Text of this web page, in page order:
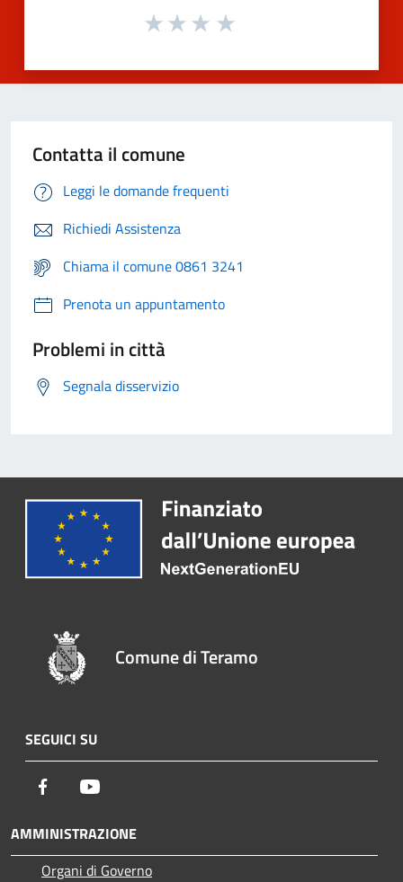
Contatta il comune
Leggi le domande frequenti
Richiedi Assistenza
Chiama il comune 0861 3241
Prenota un appuntamento
Problemi in città
Segnala disservizio
Comune di Teramo
SEGUICI SU
Facebook
AMMINISTRAZIONE
Organi di Governo